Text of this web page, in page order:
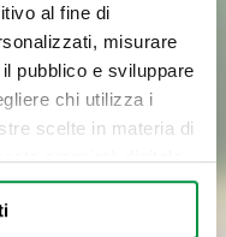
al fine di
misurare
pubblico e sviluppare
chi utilizza i
scelte in materia di
proprietà digitale
È possibile
in qualsiasi
dati personali,
la richiesta del servizio
al trattamento dei
di trattamento